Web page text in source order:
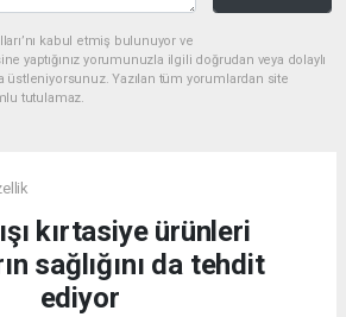
kabul etmiş bulunuyor ve
yaptığınız yorumunuzla ilgili doğrudan veya dolaylı
üstleniyorsunuz. Yazılan tüm yorumlardan site
tutulamaz.
kırtasiye ürünleri
sağlığını da tehdit
ediyor